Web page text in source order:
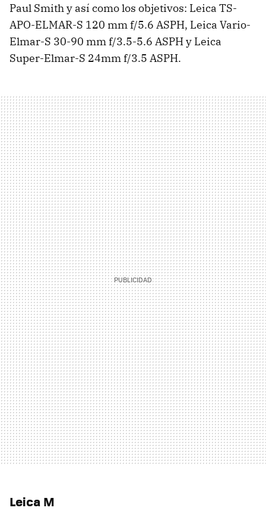
Paul Smith y así como los objetivos: Leica TS-
APO-ELMAR-S 120 mm f/5.6 ASPH, Leica Vario-
Elmar-S 30-90 mm f/3.5-5.6 ASPH y Leica
Super-Elmar-S 24mm f/3.5 ASPH.
Leica M